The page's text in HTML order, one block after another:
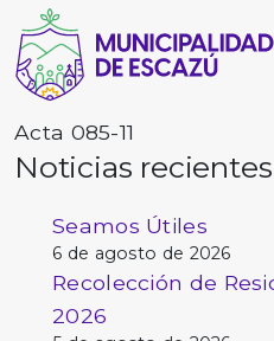
Acta 085-11
Noticias recientes
Seamos Útiles
6 de agosto de 2026
Recolección de
2026